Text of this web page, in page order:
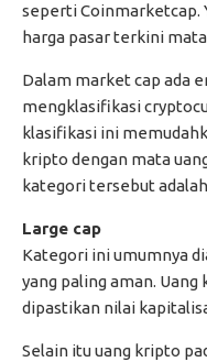
seperti Coinmarketcap.
harga pasar terkini
Dalam market cap ada
mengklasifikasi
klasifikasi ini
kripto dengan mata
kategori tersebut
Large cap
Kategori ini umumnya
yang paling aman.
dipastikan nilai
Selain itu uang kripto